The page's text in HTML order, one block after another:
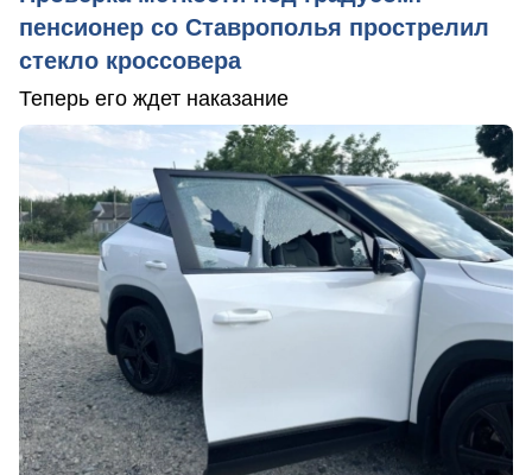
пенсионер со Ставрополья прострелил
стекло кроссовера
Теперь его ждет наказание